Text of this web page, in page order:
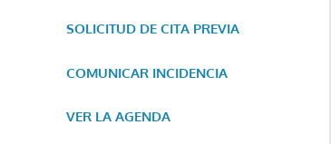
SOLICITUD DE CITA PREVIA
COMUNICAR INCIDENCIA
VER LA AGENDA